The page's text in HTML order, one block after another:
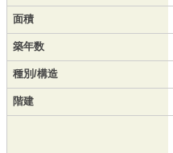
面積
築年数
種別/構造
階建